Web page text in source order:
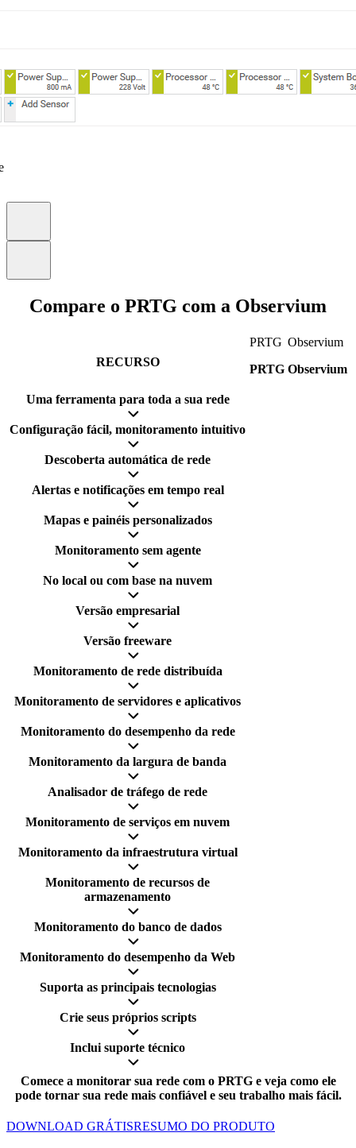
Compare o PRTG com a Observium
RECURSO
PRTG
PRTG
Observium
Observium
Uma ferramenta para toda a sua rede
Configuração fácil, monitoramento intuitivo
Descoberta automática de rede
Alertas e notificações em tempo real
Mapas e painéis personalizados
Monitoramento sem agente
No local ou com base na nuvem
Versão empresarial
Versão freeware
Monitoramento de rede distribuída
Monitoramento de servidores e aplicativos
Monitoramento do desempenho da rede
Monitoramento da largura de banda
Analisador de tráfego de rede
Monitoramento de serviços em nuvem
Monitoramento da infraestrutura virtual
Monitoramento de recursos de
armazenamento
Monitoramento do banco de dados
Monitoramento do desempenho da Web
Suporta as principais tecnologias
Crie seus próprios scripts
Inclui suporte técnico
Comece a monitorar sua rede com o PRTG e veja como ele
pode tornar sua rede mais confiável e seu trabalho mais fácil.
DOWNLOAD GRÁTISRESUMO DO PRODUTO